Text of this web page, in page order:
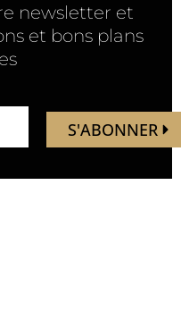
newsletter et
et bons plans
S'ABONNER